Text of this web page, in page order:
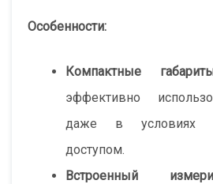
Особенности:
Компактные
эффективно
даже в условиях
доступом.
Встроенный